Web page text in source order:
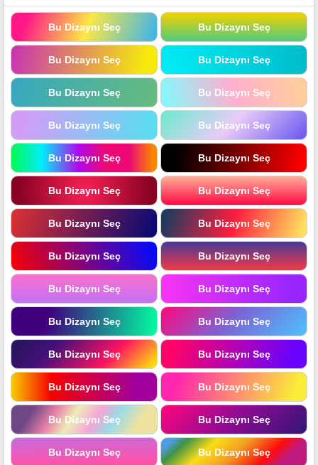
Bu Dizaynı Seç Bu Dizaynı Seç
Bu Dizaynı Seç Bu Dizaynı Seç
Bu Dizaynı Seç Bu Dizaynı Seç
Bu Dizaynı Seç Bu Dizaynı Seç
Bu Dizaynı Seç Bu Dizaynı Seç
Bu Dizaynı Seç Bu Dizaynı Seç
Bu Dizaynı Seç Bu Dizaynı Seç
Bu Dizaynı Seç Bu Dizaynı Seç
Bu Dizaynı Seç Bu Dizaynı Seç
Bu Dizaynı Seç Bu Dizaynı Seç
Bu Dizaynı Seç Bu Dizaynı Seç
Bu Dizaynı Seç Bu Dizaynı Seç
Bu Dizaynı Seç Bu Dizaynı Seç
Bu Dizaynı Seç Bu Dizaynı Seç